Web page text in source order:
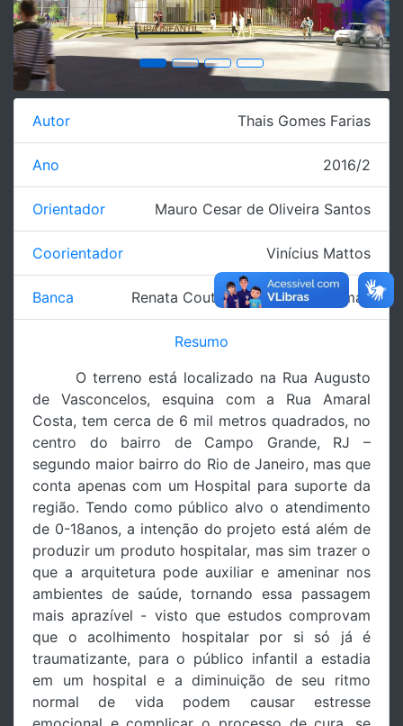
Autor Thais Gomes Farias
Ano 2016/2
Orientador Mauro Cesar de Oliveira Santos
Coorientador Vinícius Mattos
Banca Renata Couto,Tarciso Binoti Simas
Resumo
O terreno está localizado na Rua Augusto
de Vasconcelos, esquina com a Rua Amaral
Costa, tem cerca de 6 mil metros quadrados, no
centro do bairro de Campo Grande, RJ –
segundo maior bairro do Rio de Janeiro, mas que
conta apenas com um Hospital para suporte da
região. Tendo como público alvo o atendimento
de 0-18anos, a intenção do projeto está além de
produzir um produto hospitalar, mas sim trazer o
que a arquitetura pode auxiliar e ameninar nos
ambientes de saúde, tornando essa passagem
mais aprazível - visto que estudos comprovam
que o acolhimento hospitalar por si só já é
traumatizante, para o público infantil a estadia
em um hospital e a diminuição de seu ritmo
normal de vida podem causar estresse